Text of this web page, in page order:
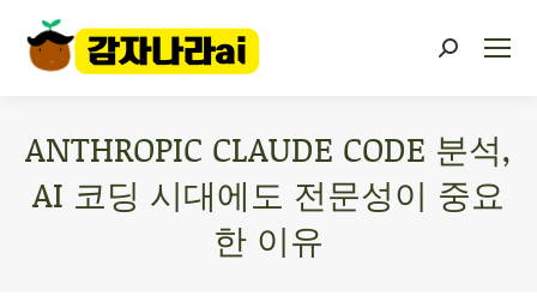
ANTHROPIC CLAUDE CODE 분석,
AI 코딩 시대에도 전문성이 중요
한 이유